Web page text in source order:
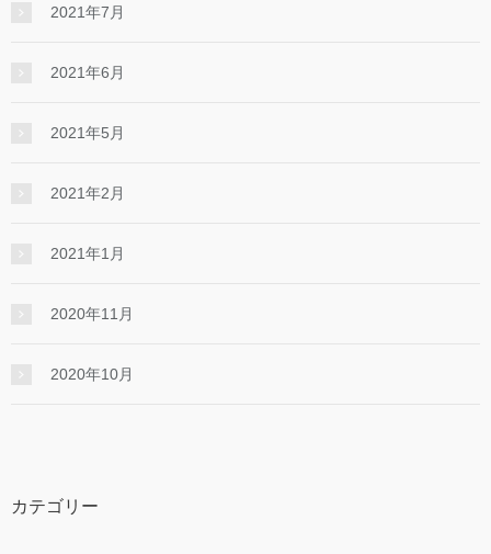
2021年7月
2021年6月
2021年5月
2021年2月
2021年1月
2020年11月
2020年10月
カテゴリー